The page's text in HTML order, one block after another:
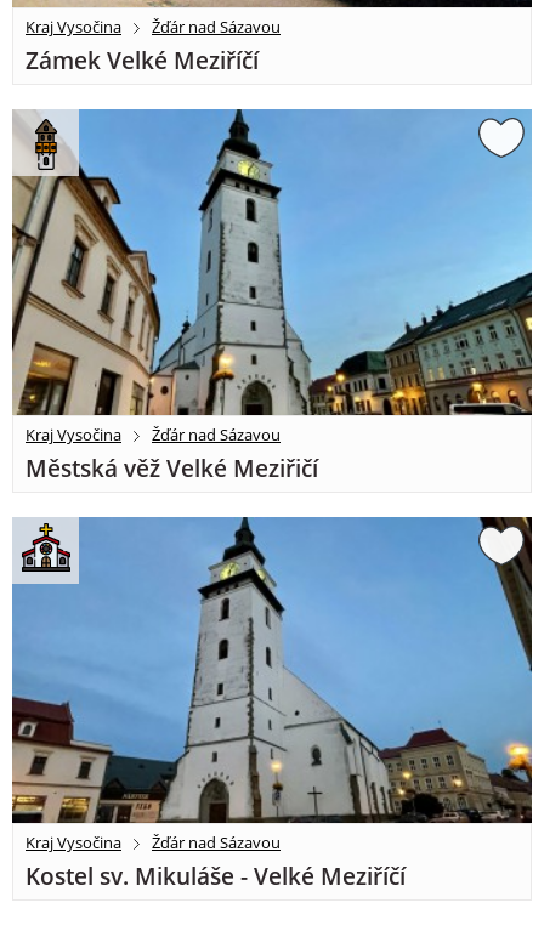
Kraj Vysočina Žďár nad Sázavou
Zámek Velké Meziříčí
Kraj Vysočina Žďár nad Sázavou
Městská věž Velké Meziřičí
Kraj Vysočina Žďár nad Sázavou
Kostel sv. Mikuláše - Velké Meziříčí